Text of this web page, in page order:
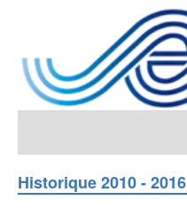
Historique 2010 - 2016